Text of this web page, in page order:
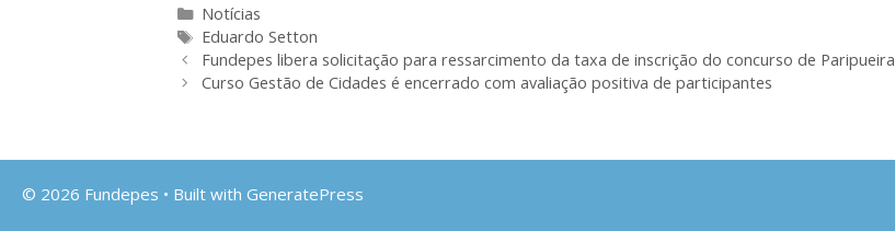
Categorias
Notícias
Tags
Eduardo Setton
Fundepes libera solicitação para ressarcimento da taxa de inscrição do concurso de Paripueira
Curso Gestão de Cidades é encerrado com avaliação positiva de participantes
© 2026 Fundepes • Built with GeneratePress